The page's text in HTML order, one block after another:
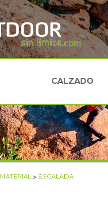
CALZADO
MATERIAL > ESCALADA